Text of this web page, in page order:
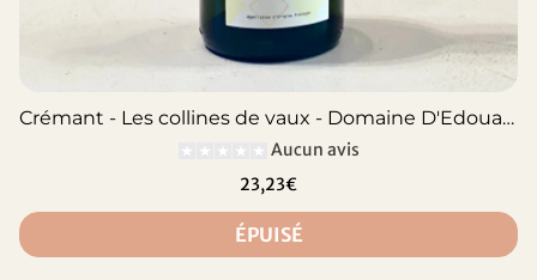
Crémant - Les collines de vaux - Domaine D'Edouard
Aucun avis
23,23€
ÉPUISÉ